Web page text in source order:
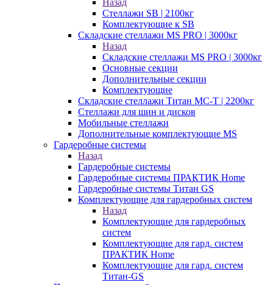
Назад
Стеллажи SB | 2100кг
Комплектующие к SB
Складские стеллажи MS PRO | 3000кг
Назад
Складские стеллажи MS PRO | 3000кг
Основные секции
Дополнительные секции
Комплектующие
Складские стеллажи Титан МС-Т | 2200кг
Стеллажи для шин и дисков
Мобильные стеллажи
Дополнительные комплектующие MS
Гардеробные системы
Назад
Гардеробные системы
Гардеробные системы ПРАКТИК Home
Гардеробные системы Титан GS
Комплектующие для гардеробных систем
Назад
Комплектующие для гардеробных
систем
Комплектующие для гард. систем
ПРАКТИК Home
Комплектующие для гард. систем
Титан-GS